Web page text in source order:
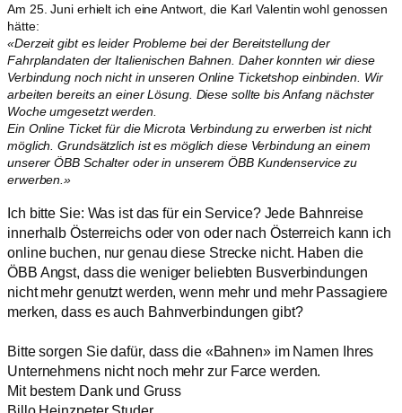
Am 25. Juni erhielt ich eine Antwort, die Karl Valentin wohl genossen
hätte:
«Derzeit gibt es leider Probleme bei der Bereitstellung der
Fahrplandaten der Italienischen Bahnen. Daher konnten wir diese
Verbindung noch nicht in unseren Online Ticketshop einbinden. Wir
arbeiten bereits an einer Lösung. Diese sollte bis Anfang nächster
Woche umgesetzt werden.
Ein Online Ticket für die Microta Verbindung zu erwerben ist nicht
möglich. Grundsätzlich ist es möglich diese Verbindung an einem
unserer ÖBB Schalter oder in unserem ÖBB Kundenservice zu
erwerben.»
Ich bitte Sie: Was ist das für ein Service? Jede Bahnreise
innerhalb Österreichs oder von oder nach Österreich kann ich
online buchen, nur genau diese Strecke nicht. Haben die
ÖBB Angst, dass die weniger beliebten Busverbindungen
nicht mehr genutzt werden, wenn mehr und mehr Passagiere
merken, dass es auch Bahnverbindungen gibt?
Bitte sorgen Sie dafür, dass die «Bahnen» im Namen Ihres
Unternehmens nicht noch mehr zur Farce werden.
Mit bestem Dank und Gruss